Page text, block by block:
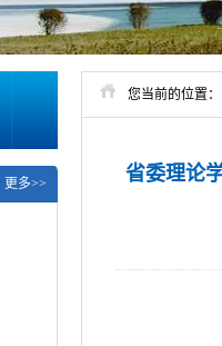
更多>>
您当前的位置：
省委理论